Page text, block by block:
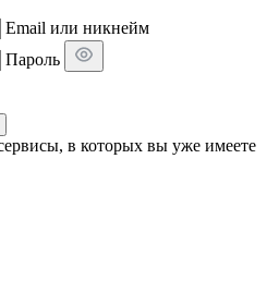
Email или никнейм
Пароль
в которых вы уже имеете